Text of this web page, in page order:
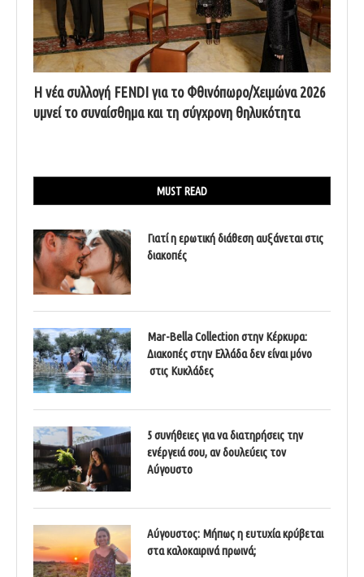
Η νέα συλλογή FENDI για το Φθινόπωρο/Χειμώνα 2026
υμνεί το συναίσθημα και τη σύγχρονη θηλυκότητα
MUST READ
Γιατί η ερωτική διάθεση αυξάνεται στις
διακοπές
Mar-Bella Collection στην Κέρκυρα:
Διακοπές στην Ελλάδα δεν είναι μόνο
στις Κυκλάδες
5 συνήθειες για να διατηρήσεις την
ενέργειά σου, αν δουλεύεις τον
Αύγουστο
Αύγουστος: Μήπως η ευτυχία κρύβεται
στα καλοκαιρινά πρωινά;